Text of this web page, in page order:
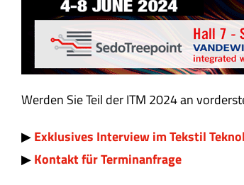
Werden Sie Teil der ITM 2024 an
▶Exklusives Interview im Tekstil
▶Kontakt für Terminanfrage